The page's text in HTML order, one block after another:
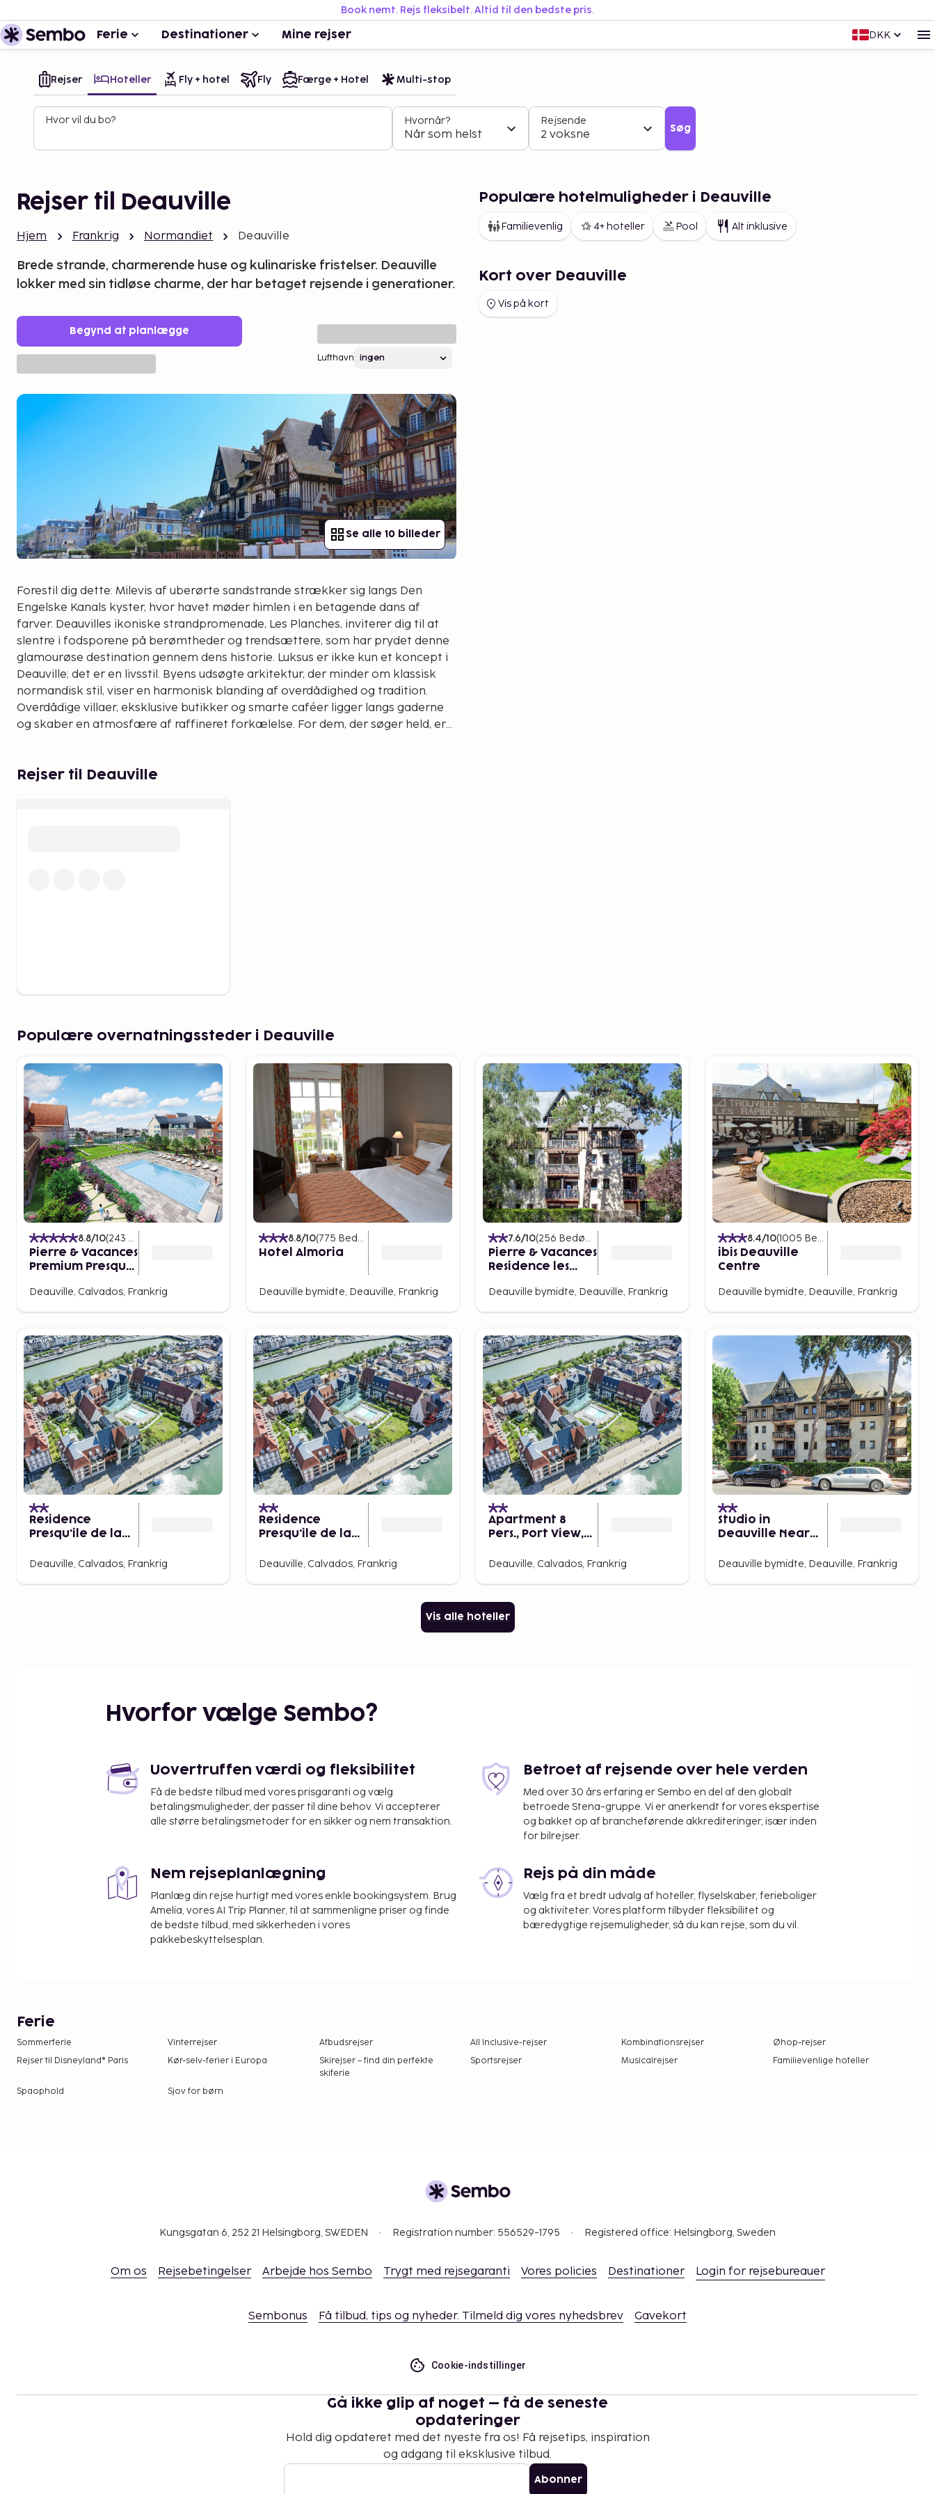
Book nemt. Rejs fleksibelt. Altid til den bedste pris.
Ferie Destinationer Mine rejser DKK
Rejser Hoteller Fly + hotel Fly Færge + Hotel Multi-stop
Hvor vil du bo? Hvornår?
Når som helst
Rejsende
2 voksne Søg
Rejser til Deauville
Hjem Frankrig Normandiet Deauville
Brede strande, charmerende huse og kulinariske fristelser. Deauville
lokker med sin tidløse charme, der har betaget rejsende i generationer.
Begynd at planlægge
Lufthavn
Se alle 10 billeder
Forestil dig dette: Milevis af uberørte sandstrande strækker sig langs Den
Engelske Kanals kyster, hvor havet møder himlen i en betagende dans af
farver. Deauvilles ikoniske strandpromenade, Les Planches, inviterer dig til at
slentre i fodsporene på berømtheder og trendsættere, som har prydet denne
glamourøse destination gennem dens historie. Luksus er ikke kun et koncept i
Deauville; det er en livsstil. Byens udsøgte arkitektur, der minder om klassisk
normandisk stil, viser en harmonisk blanding af overdådighed og tradition.
Overdådige villaer, eksklusive butikker og smarte caféer ligger langs gaderne
og skaber en atmosfære af raffineret forkælelse. For dem, der søger held, er
bordene, omgivet af en sofistikeret stemning, som kun Deauville kan levere.
Populære hotelmuligheder i Deauville
Familievenlig 4+ hoteller Pool Alt inklusive
Kort over Deauville
Vis på kort
Rejser til Deauville
Populære overnatningssteder i Deauville
8.8/10(243 Bedømmelser
Pierre & Vacances
Premium Presqu
Deauville, Calvados, Frankrig
8.8/10(775 Bedømmelser
Hotel Almoria
Deauville bymidte, Deauville, Frankrig
7.6/10(256 Bedømmelser
Pierre & Vacances
Residence les
Deauville bymidte, Deauville, Frankrig
8.4/10(1005 Bedømmelser
ibis Deauville
Centre
Deauville bymidte, Deauville, Frankrig
Residence
Presqu'ile de la
Deauville
Deauville, Calvados, Frankrig
Residence
Presqu'ile de la
Deauville
Deauville, Calvados, Frankrig
Apartment 8
Pers., Port View,
Presqu'ile de la
Deauville, Calvados, Frankrig
Studio in
Deauville Near
Deauville bymidte, Deauville, Frankrig
Vis alle hoteller
Hvorfor vælge Sembo?
Uovertruffen værdi og fleksibilitet
Få de bedste tilbud med vores prisgaranti og vælg
betalingsmuligheder, der passer til dine behov. Vi accepterer
alle større betalingsmetoder for en sikker og nem transaktion.
Betroet af rejsende over hele verden
Med over 30 års erfaring er Sembo en del af den globalt
betroede Stena-gruppe. Vi er anerkendt for vores ekspertise
og bakket op af brancheførende akkrediteringer, især inden
for bilrejser.
Nem rejseplanlægning
Planlæg din rejse hurtigt med vores enkle bookingsystem. Brug
Amelia, vores AI Trip Planner, til at sammenligne priser og finde
de bedste tilbud, med sikkerheden i vores
pakkebeskyttelsesplan.
Rejs på din måde
Vælg fra et bredt udvalg af hoteller, flyselskaber, ferieboliger
og aktiviteter. Vores platform tilbyder fleksibilitet og
bæredygtige rejsemuligheder, så du kan rejse, som du vil.
Ferie
Sommerferie Vinterrejser Afbudsrejser All Inclusive-rejser Kombinationsrejser
Øhop-rejser
Rejser til Disneyland® Paris
Kør-selv-ferier i Europa
Skirejser – find din perfekte
skiferie
Sportsrejser Musicalrejser Familievenlige hoteller
Spaophold Sjov for børn
Kungsgatan 6, 252 21 Helsingborg, SWEDEN Registration number: 556529-1795 Registered office: Helsingborg, Sweden
Om os Rejsebetingelser Arbejde hos Sembo Trygt med rejsegaranti Vores policies Destinationer Login for rejsebureauer
Sembonus Få tilbud, tips og nyheder. Tilmeld dig vores nyhedsbrev Gavekort
Cookie-indstillinger
Gå ikke glip af noget – få de seneste
opdateringer
Hold dig opdateret med det nyeste fra os! Få rejsetips, inspiration
og adgang til eksklusive tilbud.
Abonner